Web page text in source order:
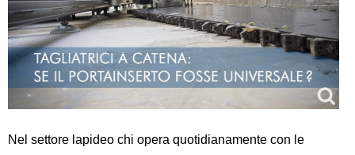
Nel settore lapideo chi opera quotidianamente con le